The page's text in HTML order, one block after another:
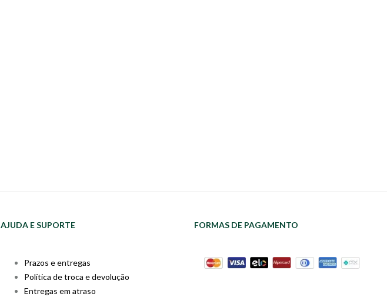
AJUDA E SUPORTE
Prazos e entregas
Política de troca e devolução
Entregas em atraso
FORMAS DE PAGAMENTO